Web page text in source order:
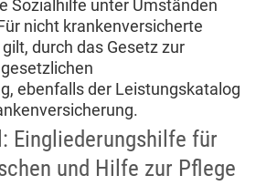
Sozialhilfe unter Umständen
nicht krankenversicherte
durch das Gesetz zur
ebenfalls der Leistungskatalog
Eingliederungshilfe für
und Hilfe zur Pflege